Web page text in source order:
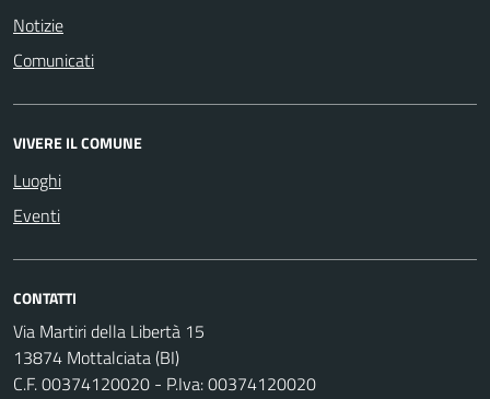
Notizie
Comunicati
VIVERE IL COMUNE
Luoghi
Eventi
CONTATTI
Via Martiri della Libertà 15
13874 Mottalciata (BI)
C.F. 00374120020 - P.Iva: 00374120020